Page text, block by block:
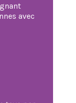
avec